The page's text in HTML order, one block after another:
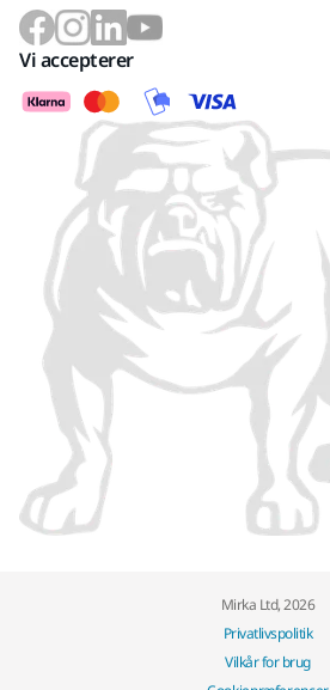
Vi accepterer
Mirka Ltd, 2026
Privatlivspolitik
Vilkår for brug